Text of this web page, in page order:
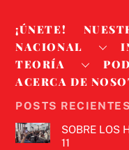
¡ÚNETE!
NACIONAL
TEORÍA
ACERCA DE
POSTS RECIENTES
SOBRE LOS
11